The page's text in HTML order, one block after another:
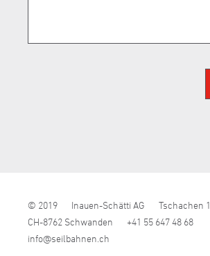
© 2019 Inauen-Schätti AG
Tschachen 1
CH-8762 Schwanden
+41 55 647 48 68
nf
s lb hn n ch